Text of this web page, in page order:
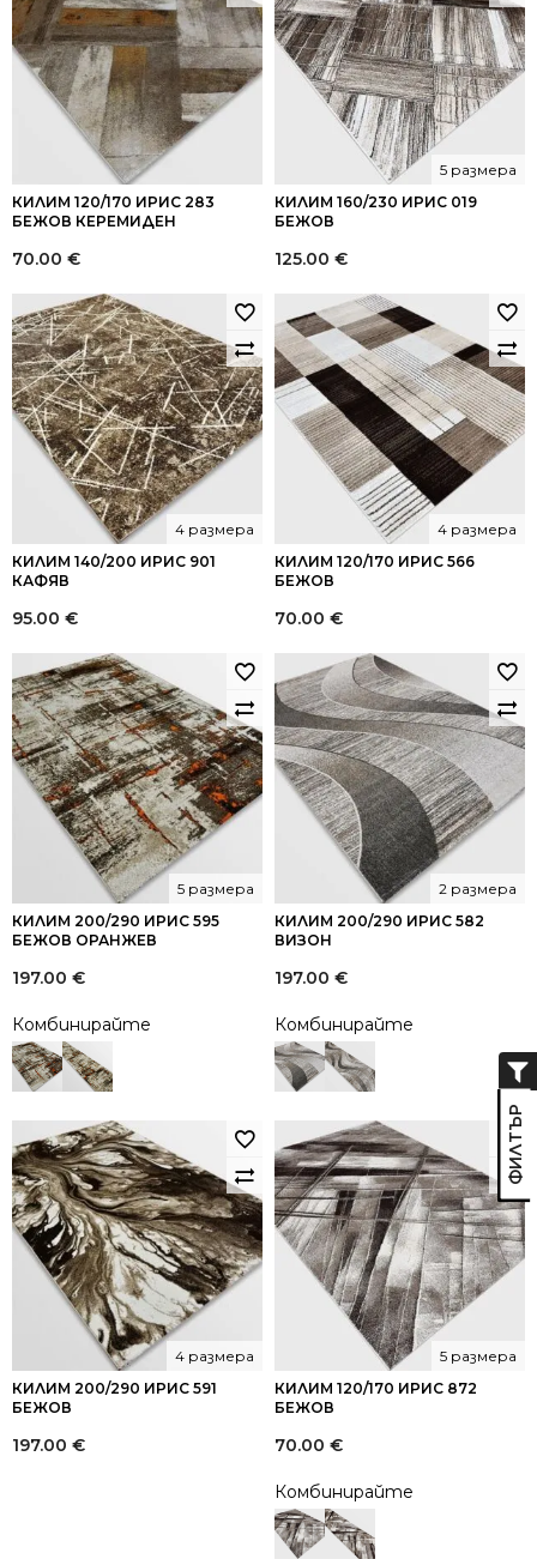
КИЛИМ 120/170 ИРИС 283
БЕЖОВ КЕРЕМИДЕН
70.00 €
КИЛИМ 160/230 ИРИС 019
БЕЖОВ
5 размера
125.00 €
КИЛИМ 140/200 ИРИС 901
КАФЯВ
4 размера
95.00 €
КИЛИМ 120/170 ИРИС 566
БЕЖОВ
4 размера
70.00 €
КИЛИМ 200/290 ИРИС 595
БЕЖОВ ОРАНЖЕВ
5 размера
197.00 €
Комбинирайте
КИЛИМ 200/290 ИРИС 582
ВИЗОН
2 размера
197.00 €
Комбинирайте
КИЛИМ 200/290 ИРИС 591
БЕЖОВ
4 размера
197.00 €
КИЛИМ 120/170 ИРИС 872
БЕЖОВ
5 размера
70.00 €
Комбинирайте